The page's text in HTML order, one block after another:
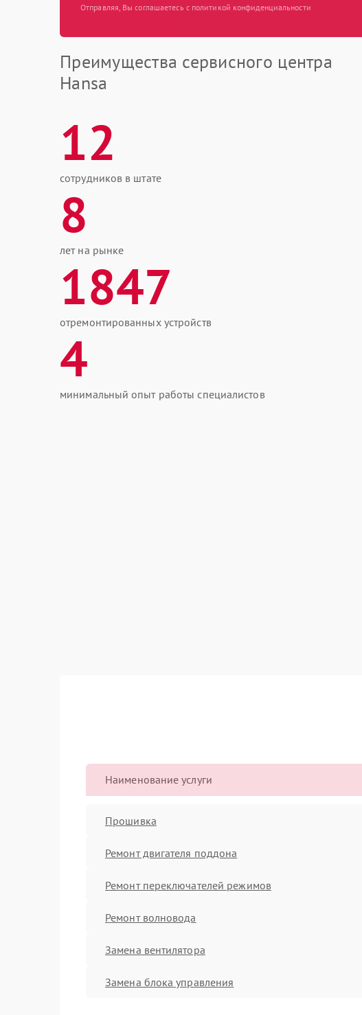
Отправляя, Вы соглашаетесь с политикой конфиденциальности
Преимущества сервисного центра
Hansa
12
сотрудников в штате
8
лет на рынке
1847
отремонтированных устройств
4
минимальный опыт работы специалистов
Наименование услуги
Прошивка
Ремонт двигателя поддона
Ремонт переключателей режимов
Ремонт волновода
Замена вентилятора
Замена блока управления